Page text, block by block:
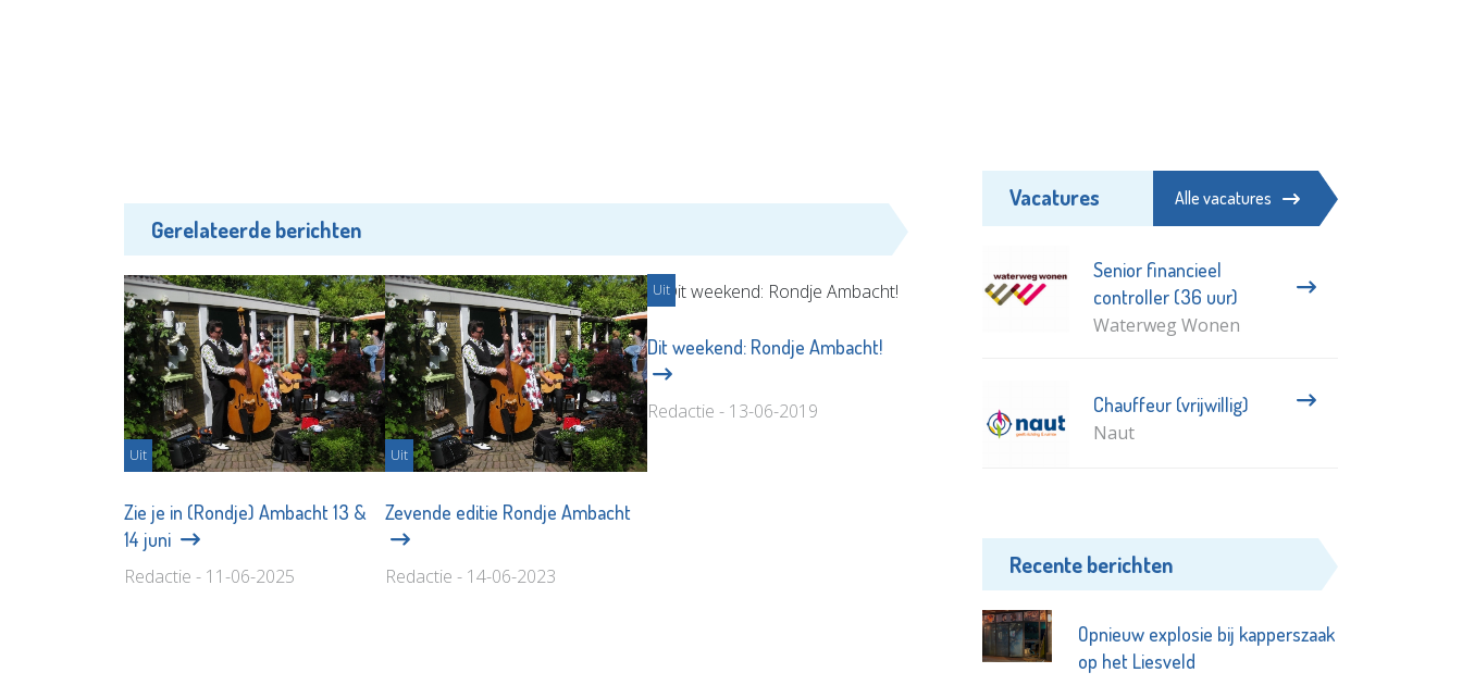
Gerelateerde berichten
Uit
Zie je in (Rondje) Ambacht 13 &
14 juni
Redactie - 11-06-2025
Uit
Zevende editie Rondje Ambacht
Redactie - 14-06-2023
Uit
Dit weekend: Rondje Ambacht!
Redactie - 13-06-2019
Vacatures Alle vacatures
Senior financieel
controller (36 uur)
Waterweg Wonen
Chauffeur (vrijwillig)
Naut
Recente berichten
Opnieuw explosie bij kapperszaak
op het Liesveld